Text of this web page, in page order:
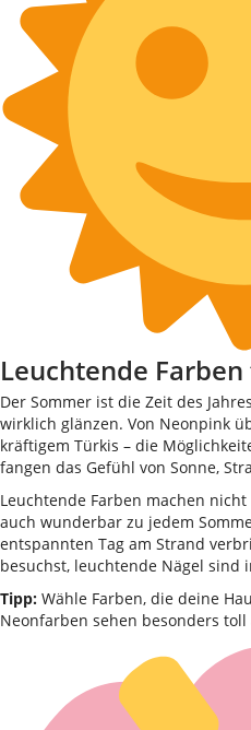
Leuchtende
Der Sommer ist die Zeit des
wirklich glänzen. Von Neonpink
kräftigem Türkis – die
fangen das Gefühl von Sonne,
Leuchtende Farben machen
auch wunderbar zu jedem
entspannten Tag am Strand
besuchst, leuchtende Nägel sind
Tipp: Wähle Farben, die deine
Neonfarben sehen besonders